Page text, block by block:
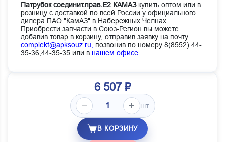
Патрубок соединит.прав.Е2 КАМАЗкупить оптом или в
розницу с доставкой по всей России у официального
дилера ПАО "КамАЗ" в Набережных Челнах.
Приобрести запчасти в Союз-Регион вы можете
добавив товар в корзину, отправив заявку на почту
complekt@apksouz.ru,
позвонив по номеру 8(8552) 44-
35-36,44-35-35 или в нашем офисе
6 507 ₽
шт.
В КОРЗИНУ